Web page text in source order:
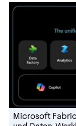
Microsoft